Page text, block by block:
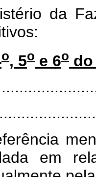
da
o, 5o e 6o do
em